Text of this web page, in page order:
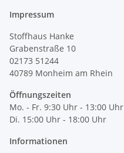
Impressum
Stoffhaus Hanke
Grabenstraße 10
02173 51244
40789 Monheim am Rhein
Öffnungszeiten
Mo. - Fr. 9:30 Uhr - 13:00 Uhr
Di. 15:00 Uhr - 18:00 Uhr
Informationen